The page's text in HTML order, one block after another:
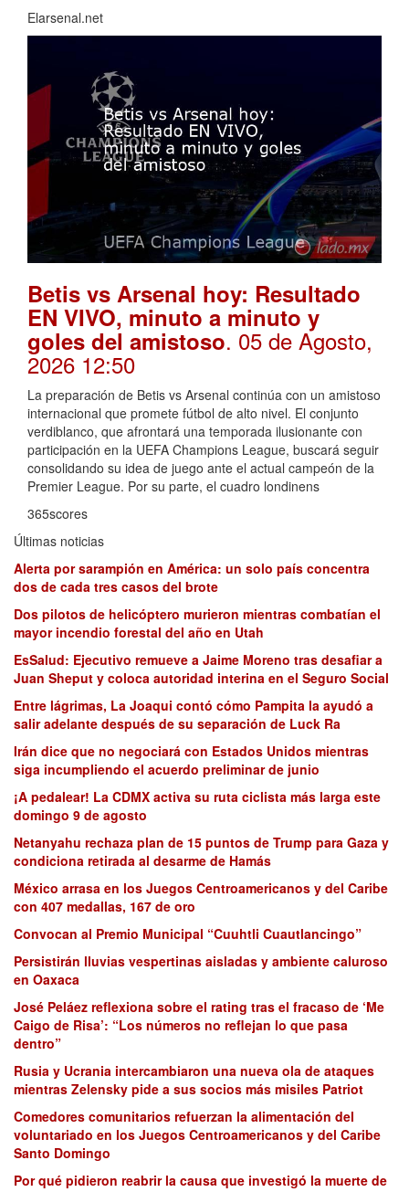
Elarsenal.net
Betis vs Arsenal hoy: Resultado
EN VIVO, minuto a minuto y
goles del amistoso. 05 de Agosto,
2026 12:50
La preparación de Betis vs Arsenal continúa con un amistoso
internacional que promete fútbol de alto nivel. El conjunto
verdiblanco, que afrontará una temporada ilusionante con
participación en la UEFA Champions League, buscará seguir
consolidando su idea de juego ante el actual campeón de la
Premier League. Por su parte, el cuadro londinens
365scores
Últimas noticias
Alerta por sarampión en América: un solo país concentra
dos de cada tres casos del brote
Dos pilotos de helicóptero murieron mientras combatían el
mayor incendio forestal del año en Utah
EsSalud: Ejecutivo remueve a Jaime Moreno tras desafiar a
Juan Sheput y coloca autoridad interina en el Seguro Social
Entre lágrimas, La Joaqui contó cómo Pampita la ayudó a
salir adelante después de su separación de Luck Ra
Irán dice que no negociará con Estados Unidos mientras
siga incumpliendo el acuerdo preliminar de junio
¡A pedalear! La CDMX activa su ruta ciclista más larga este
domingo 9 de agosto
Netanyahu rechaza plan de 15 puntos de Trump para Gaza y
condiciona retirada al desarme de Hamás
México arrasa en los Juegos Centroamericanos y del Caribe
con 407 medallas, 167 de oro
Convocan al Premio Municipal “Cuuhtli Cuautlancingo”
Persistirán lluvias vespertinas aisladas y ambiente caluroso
en Oaxaca
José Peláez reflexiona sobre el rating tras el fracaso de ‘Me
Caigo de Risa’: “Los números no reflejan lo que pasa
dentro”
Rusia y Ucrania intercambiaron una nueva ola de ataques
mientras Zelensky pide a sus socios más misiles Patriot
Comedores comunitarios refuerzan la alimentación del
voluntariado en los Juegos Centroamericanos y del Caribe
Santo Domingo
Por qué pidieron reabrir la causa que investigó la muerte de